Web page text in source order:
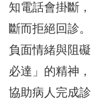
知電話會掛斷
斷而拒絕回診
負面情緒與阻
必達」的精神
協助病人完成